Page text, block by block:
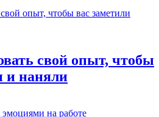
свой опыт, чтобы
и наняли